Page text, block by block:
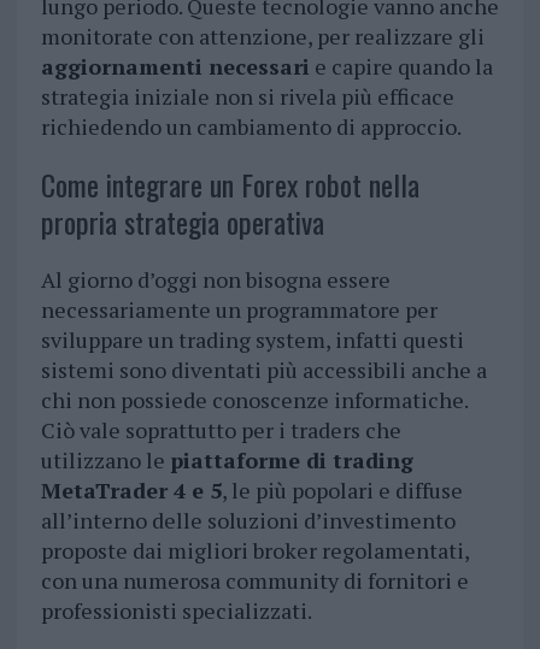
lungo periodo. Queste tecnologie vanno anche
monitorate con attenzione, per realizzare gli
aggiornamenti necessari e capire quando la
strategia iniziale non si rivela più efficace
richiedendo un cambiamento di approccio.
Come integrare un Forex robot nella
propria strategia operativa
Al giorno d’oggi non bisogna essere
necessariamente un programmatore per
sviluppare un trading system, infatti questi
sistemi sono diventati più accessibili anche a
chi non possiede conoscenze informatiche.
Ciò vale soprattutto per i traders che
utilizzano le piattaforme di trading
MetaTrader 4 e 5, le più popolari e diffuse
all’interno delle soluzioni d’investimento
proposte dai migliori broker regolamentati,
con una numerosa community di fornitori e
professionisti specializzati.